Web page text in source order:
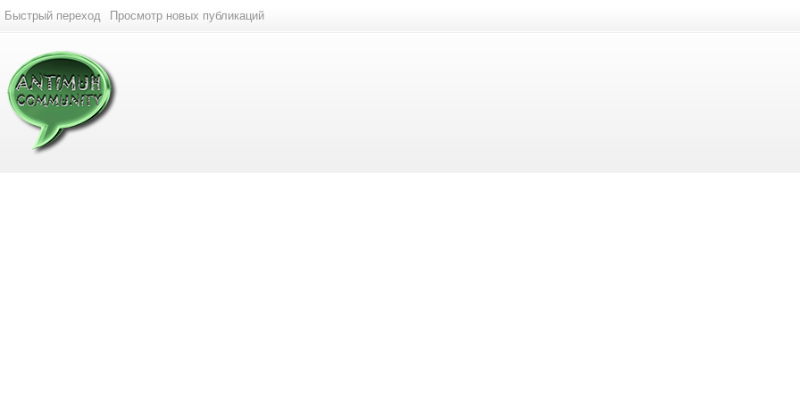
Быстрый переход Просмотр новых публикаций